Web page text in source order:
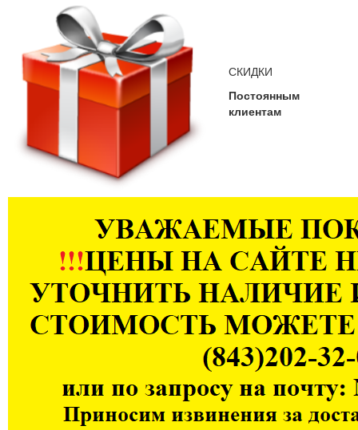
СКИДКИ
Постоянным
клиентам